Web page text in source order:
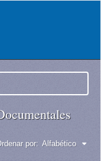
por: Alfabético